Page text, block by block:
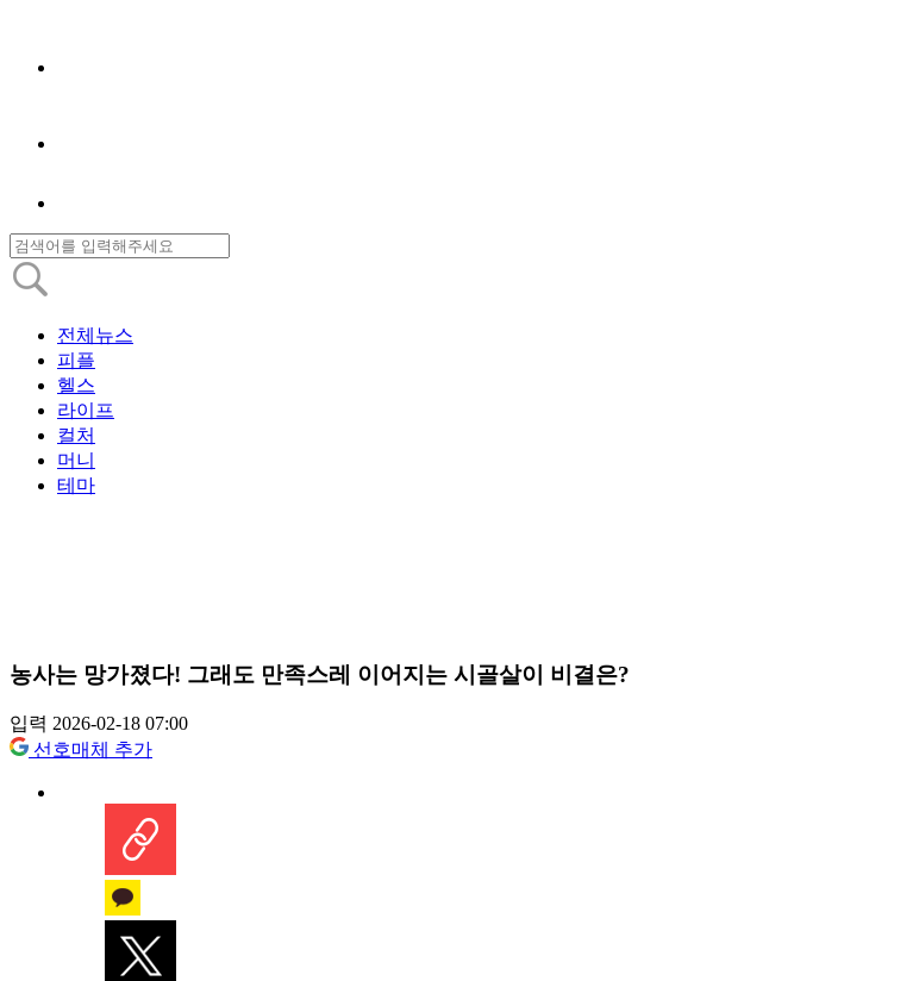
전체뉴스
피플
헬스
라이프
컬처
머니
테마
농사는 망가졌다! 그래도 만족스레 이어지는 시골살이 비결은?
입력 2026-02-18 07:00
선호매체 추가